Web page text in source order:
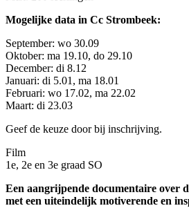
Mogelijke data in Cc Strombeek:
September: wo 30.09
Oktober: ma 19.10, do 29.10
December: di 8.12
Januari: di 5.01, ma 18.01
Februari: wo 17.02, ma 22.02
Maart: di 23.03
Geef de keuze door bij inschrijving.
Film
1e, 2e en 3e graad SO
Een aangrijpende documentaire over
met een uiteindelijk motiverende en